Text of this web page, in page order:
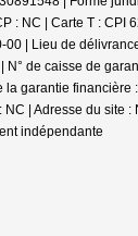
: NC | Carte T : CPI
| Lieu de
N° de caisse de
la garantie financière
| Adresse du site :
indépendante